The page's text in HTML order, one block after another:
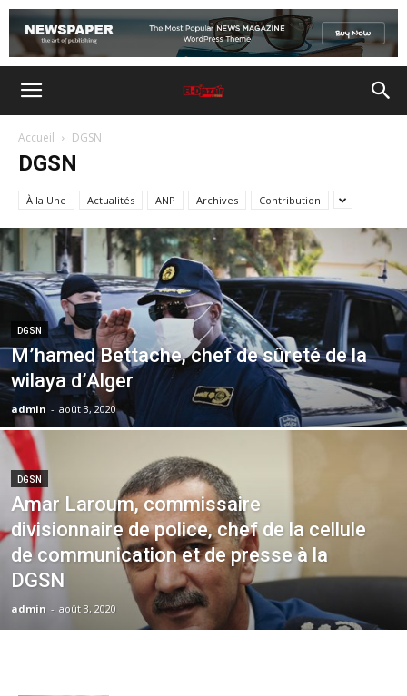
Accueil DGSN
DGSN
À la Une Actualités ANP Archives Contribution
DGSN
M’hamed Bettache, chef de sûreté de la
wilaya d’Alger
admin - août 3, 2020
DGSN
Amar Laroum, commissaire
divisionnaire de police, chef de la cellule
de communication et de presse à la
DGSN
admin - août 3, 2020